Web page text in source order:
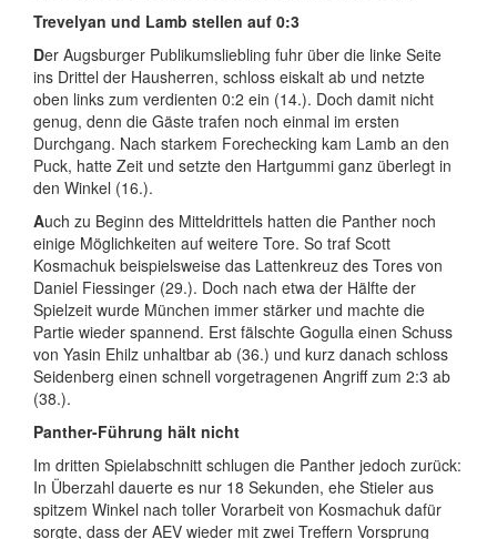
Trevelyan und Lamb stellen auf 0:3
Der Augsburger Publikumsliebling fuhr über die linke Seite
ins Drittel der Hausherren, schloss eiskalt ab und netzte
oben links zum verdienten 0:2 ein (14.). Doch damit nicht
genug, denn die Gäste trafen noch einmal im ersten
Durchgang. Nach starkem Forechecking kam Lamb an den
Puck, hatte Zeit und setzte den Hartgummi ganz überlegt in
den Winkel (16.).
Auch zu Beginn des Mitteldrittels hatten die Panther noch
einige Möglichkeiten auf weitere Tore. So traf Scott
Kosmachuk beispielsweise das Lattenkreuz des Tores von
Daniel Fiessinger (29.). Doch nach etwa der Hälfte der
Spielzeit wurde München immer stärker und machte die
Partie wieder spannend. Erst fälschte Gogulla einen Schuss
von Yasin Ehilz unhaltbar ab (36.) und kurz danach schloss
Seidenberg einen schnell vorgetragenen Angriff zum 2:3 ab
(38.).
Panther-Führung hält nicht
Im dritten Spielabschnitt schlugen die Panther jedoch zurück:
In Überzahl dauerte es nur 18 Sekunden, ehe Stieler aus
spitzem Winkel nach toller Vorarbeit von Kosmachuk dafür
sorgte, dass der AEV wieder mit zwei Treffern Vorsprung